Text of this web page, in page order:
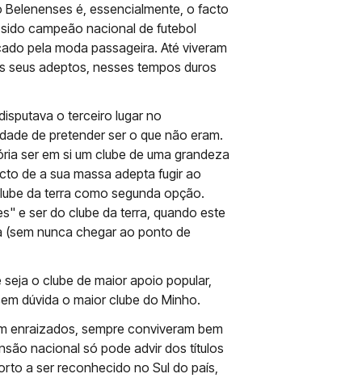
é, essencialmente, o facto
campeão nacional de futebol
pela moda passageira. Até viveram
seus adeptos, nesses tempos duros
o terceiro lugar no
de pretender ser o que não eram.
ser em si um clube de uma grandeza
de a sua massa adepta fugir ao
da terra como segunda opção.
e ser do clube da terra, quando este
nunca chegar ao ponto de
o clube de maior apoio popular,
dúvida o maior clube do Minho.
enraizados, sempre conviveram bem
nacional só pode advir dos títulos
a ser reconhecido no Sul do país,